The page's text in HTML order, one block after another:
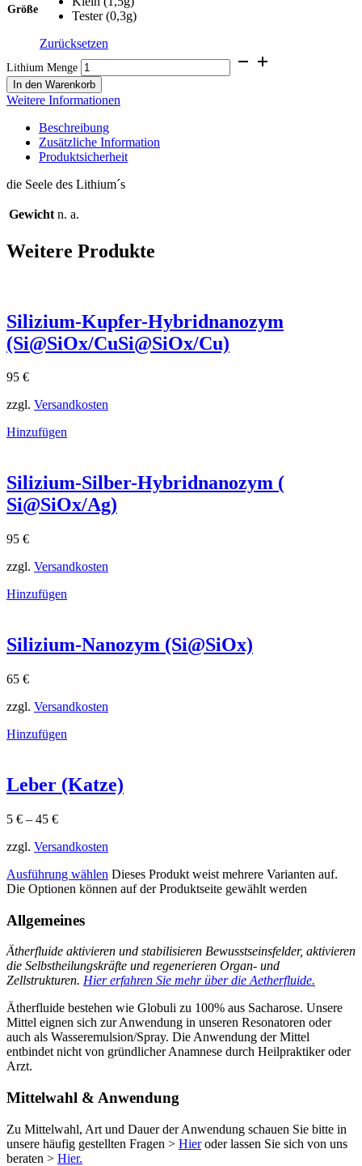
Größe
Tester (0,3g)
Zurücksetzen
Lithium Menge
In den Warenkorb
Weitere Informationen
Beschreibung
Zusätzliche Information
Produktsicherheit
die Seele des Lithium´s
Gewicht n. a.
Weitere Produkte
Silizium-Kupfer-Hybridnanozym
(Si@SiOx/CuSi@SiOx​/Cu)
95 €
zzgl. Versandkosten
Hinzufügen
Silizium-Silber-Hybridnanozym (
Si@SiOx/Ag)
95 €
zzgl. Versandkosten
Hinzufügen
Silizium-Nanozym (Si@SiOx)
65 €
zzgl. Versandkosten
Hinzufügen
Leber (Katze)
5 € – 45 €
zzgl. Versandkosten
Ausführung wählen Dieses Produkt weist mehrere Varianten auf.
Die Optionen können auf der Produktseite gewählt werden
Allgemeines
Ätherfluide aktivieren und stabilisieren Bewusstseinsfelder, aktivieren
die Selbstheilungskräfte und regenerieren Organ- und
Zellstrukturen. Hier erfahren Sie mehr über die Aetherfluide.
Ätherfluide bestehen wie Globuli zu 100% aus Sacharose. Unsere
Mittel eignen sich zur Anwendung in unseren Resonatoren oder
auch als Wasseremulsion/Spray. Die Anwendung der Mittel
entbindet nicht von gründlicher Anamnese durch Heilpraktiker oder
Arzt.
Mittelwahl & Anwendung
Zu Mittelwahl, Art und Dauer der Anwendung schauen Sie bitte in
unsere häufig gestellten Fragen > Hieroder lassen Sie sich von uns
beraten > Hier.